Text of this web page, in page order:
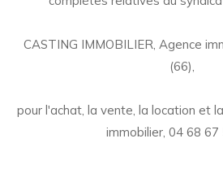
CASTING IMMOBILIER, Agence
(66),
pour l'achat, la vente, la location et
immobilier, 04 68 67